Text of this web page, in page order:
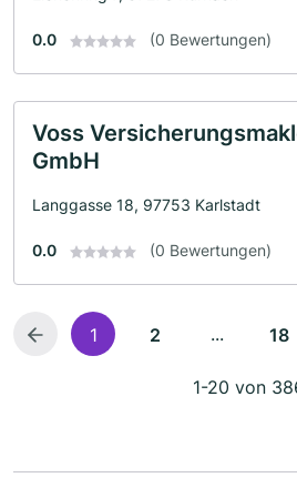
0.0 (0 Bewertungen)
Voss
GmbH
Langgasse 18, 97753 Karlstadt
0.0 (0 Bewertungen)
1 2 ... 18
1-20 von